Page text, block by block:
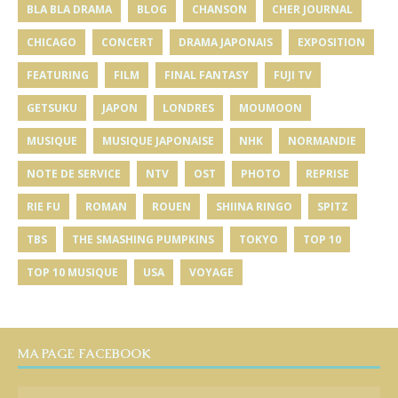
BLA BLA DRAMA BLOG CHANSON CHER JOURNAL
CHICAGO CONCERT DRAMA JAPONAIS EXPOSITION
FEATURING FILM FINAL FANTASY FUJI TV
GETSUKU JAPON LONDRES MOUMOON
MUSIQUE MUSIQUE JAPONAISE NHK NORMANDIE
NOTE DE SERVICE NTV OST PHOTO REPRISE
RIE FU ROMAN ROUEN SHIINA RINGO SPITZ
TBS THE SMASHING PUMPKINS TOKYO TOP 10
TOP 10 MUSIQUE USA VOYAGE
MA PAGE FACEBOOK